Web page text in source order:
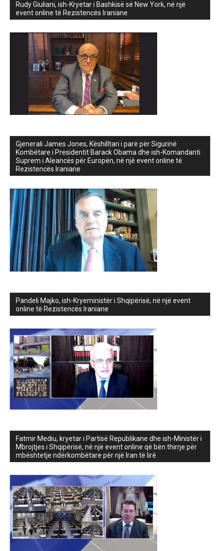
Rudy Giuliani, ish-Kryetar i Bashkisë së New York, në një
event online të Rezistencës Iraniane
Gjenerali James Jones, Këshilltari i parë për Sigurinë
Kombëtare i Presidentit Barack Obama dhe ish-Komandanti
Suprem i Aleancës për Europën, në një event online të
Rezistencës Iraniane
Pandeli Majko, ish-Kryeministër i Shqipërisë, në një event
online të Rezistencës Iraniane
Fatmir Mediu, kryetar i Partisë Republikane dhe ish-Ministër i
Mbrojtjes i Shqipërisë, në një event online që bën thirrje për
mbështetje ndërkombëtare për një Iran të lirë